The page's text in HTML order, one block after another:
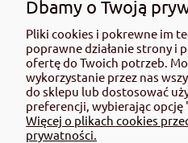
( 1 tona = 2 560,00 zł )
Cena regularna:72,00 zł
Najniższa cena:72,00 zł
Cena netto:59,26 zł
Dbamy o Twoją
Pliki cookies i pokrewne im
poprawne działanie strony i
ofertę do Twoich potrzeb.
wykorzystanie przez nas
do sklepu lub dostosować
preferencji, wybierając opcję
Więcej o plikach cookies
prywatności.